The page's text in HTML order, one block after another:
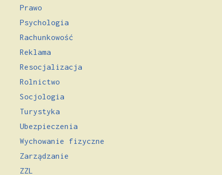
Prawo
Psychologia
Rachunkowość
Reklama
Resocjalizacja
Rolnictwo
Socjologia
Turystyka
Ubezpieczenia
Wychowanie fizyczne
Zarządzanie
ZZL